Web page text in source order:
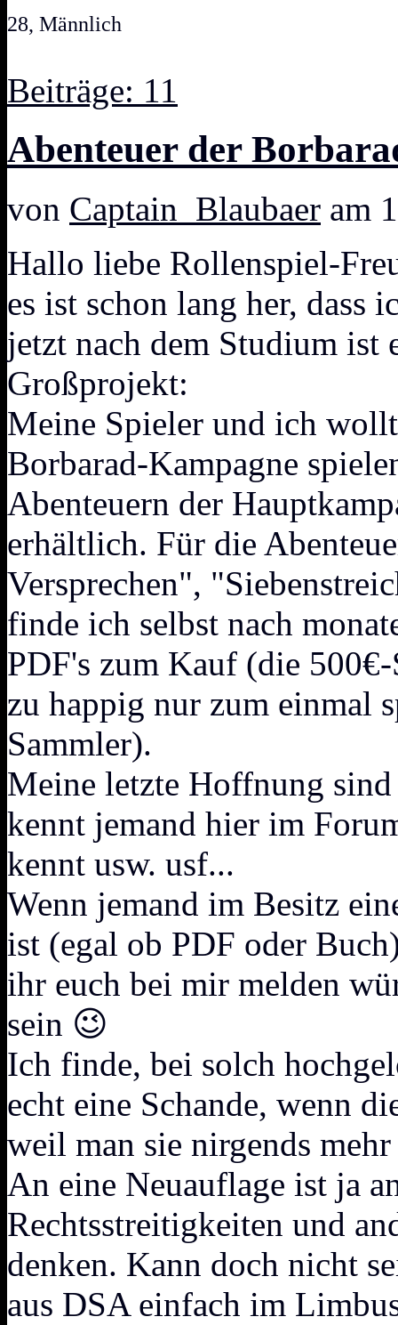
28, Männlich
Beiträge: 11
Abenteuer der
von Captain_Blaubaer am
Hallo liebe Rollenspiel-
es ist schon lang her, dass
jetzt nach dem Studium
Großprojekt:
Meine Spieler und ich
Borbarad-Kampagne
Abenteuern der
erhältlich. Für die
Versprechen",
finde ich selbst nach
PDF's zum Kauf (die
zu happig nur zum einmal
Sammler).
Meine letzte Hoffnung
kennt jemand hier im
kennt usw. usf...
Wenn jemand im Besitz
ist (egal ob PDF oder
ihr euch bei mir melden
sein 😉
Ich finde, bei solch
echt eine Schande, wenn
weil man sie nirgends
An eine Neuauflage ist ja
Rechtsstreitigkeiten und
denken. Kann doch nicht
aus DSA einfach im